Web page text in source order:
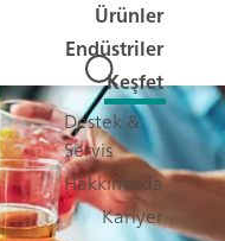
Ürünler
Endüstriler
Keşfet
Destek &
Servis
Hakkımızda
Kariyer